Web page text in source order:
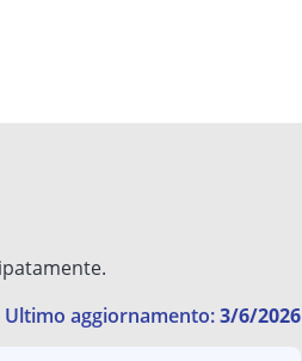
Ultimo aggiornamento:3/6/2026